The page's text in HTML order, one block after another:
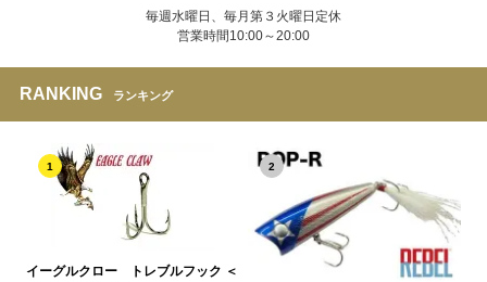
毎週水曜日、毎月第３火曜日定休
営業時間10:00～20:00
RANKING ランキング
1
イーグルクロー トレブルフック ＜
2